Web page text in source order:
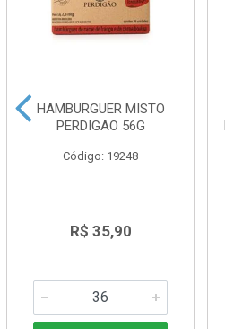
HAMBURGUER MISTO
PERDIGAO 56G
Código: 19248
R$ 35,90